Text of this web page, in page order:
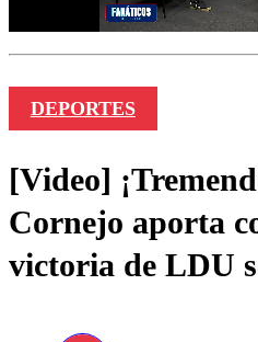
DEPORTES
[Video]
Cornejo aporta
victoria de LDU